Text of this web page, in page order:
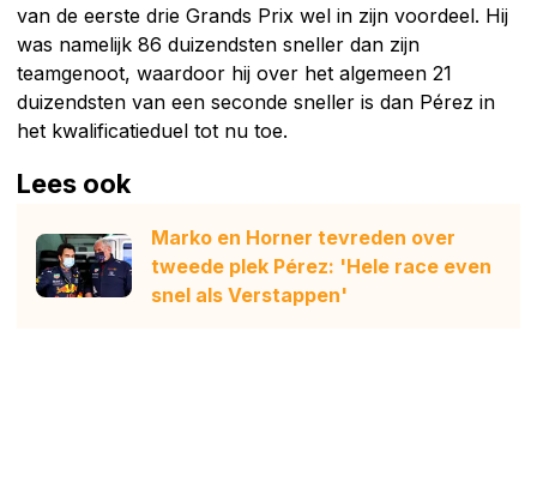
van de eerste drie Grands Prix wel in zijn voordeel. Hij
was namelijk 86 duizendsten sneller dan zijn
teamgenoot, waardoor hij over het algemeen 21
duizendsten van een seconde sneller is dan Pérez in
het kwalificatieduel tot nu toe.
Lees ook
Marko en Horner tevreden over
tweede plek Pérez: 'Hele race even
snel als Verstappen'